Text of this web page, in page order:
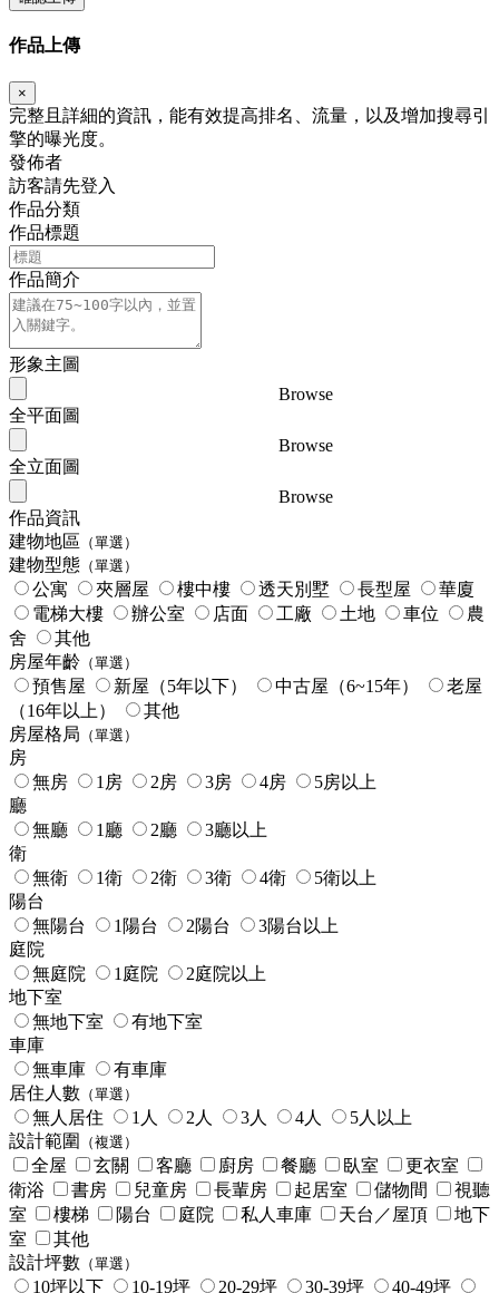
作品上傳
×
完整且詳細的資訊，能有效提高排名、流量，以及增加搜尋引
擎的曝光度。
發佈者
訪客請先登入
作品分類
作品標題
作品簡介
形象主圖
Browse
全平面圖
Browse
全立面圖
Browse
作品資訊
建物地區 （單選）
建物型態 （單選）
公寓 夾層屋 樓中樓 透天別墅 長型屋
華廈
電梯大樓
辦公室 店面 工廠 土地 車位
農
舍
其他
房屋年齡 （單選）
預售屋 新屋（5年以下） 中古屋（6~15年）
老屋
（16年以上）
其他
房屋格局 （單選）
房
無房
1房 2房 3房 4房
5房以上
廳
無廳
1廳 2廳
3廳以上
衛
無衛
1衛 2衛 3衛 4衛
5衛以上
陽台
無陽台
1陽台 2陽台
3陽台以上
庭院
無庭院
1庭院
2庭院以上
地下室
無地下室
有地下室
車庫
無車庫
有車庫
居住人數 （單選）
無人居住 1人 2人 3人 4人
5人以上
設計範圍
（複選）
全屋 玄關 客廳 廚房 餐廳 臥室
更衣室
衛浴
書房 兒童房 長輩房 起居室 儲物間
視聽
室
樓梯 陽台 庭院 私人車庫 天台／屋頂
地下
室
其他
設計坪數 （單選）
10坪以下 10-19坪 20-29坪 30-39坪 40-49坪